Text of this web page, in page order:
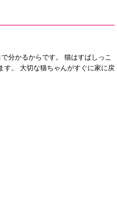
で分かるからです。 猫はすばしっこ
す。 大切な猫ちゃんがすぐに家に戻